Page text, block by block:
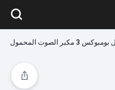
مكبر الصوت المحمول